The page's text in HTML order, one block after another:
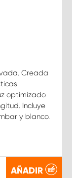
Creada
optimizado
Incluye
y blanco.
AÑADIR